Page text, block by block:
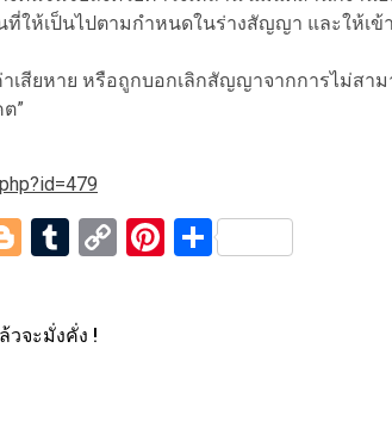
ที่ให้เป็นไปตามกำหนดในร่างสัญญา และให้เ
เสียหาย หรือถูกบอกเลิกสัญญาจากการไม่สา
”
Blogger
Tumblr
CopyPinterest
Share
วจะมั่งคั่ง !